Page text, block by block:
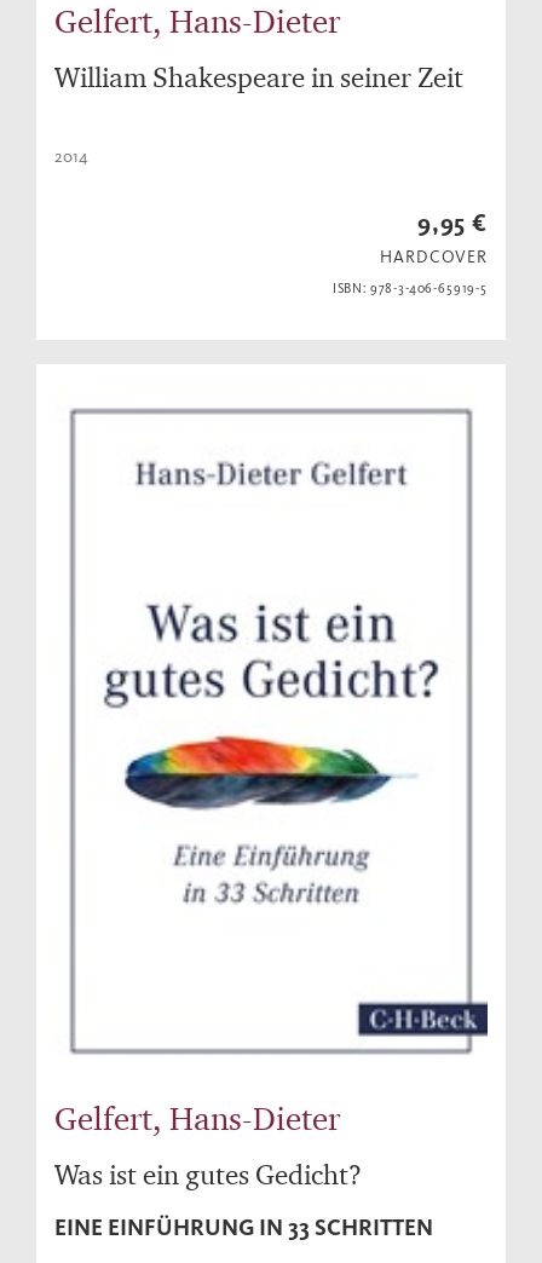
Gelfert, Hans-Dieter
William Shakespeare in seiner Zeit
2014
9,95 €
HARDCOVER
ISBN: 978-3-406-65919-5
Gelfert, Hans-Dieter
Was ist ein gutes Gedicht?
EINE EINFÜHRUNG IN 33 SCHRITTEN